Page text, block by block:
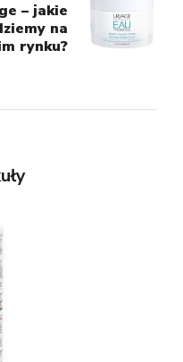
– jakie
na
rynku?